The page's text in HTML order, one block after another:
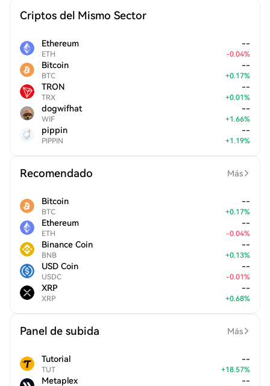
Criptos del Mismo Sector
Ethereum
ETH
--
-0.04%
Bitcoin
BTC
--
+0.17%
TRON
TRX
--
+0.01%
dogwifhat
WIF
--
+1.66%
pippin
PIPPIN
--
+1.19%
Recomendado Más
Bitcoin
BTC
--
+0.17%
Ethereum
ETH
--
-0.04%
Binance Coin
BNB
--
+0.13%
USD Coin
USDC
--
-0.01%
XRP
XRP
--
+0.68%
Panel de subida Más
Tutorial
TUT
--
+18.57%
Metaplex --